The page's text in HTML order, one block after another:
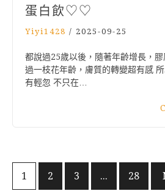
蛋白飲♡♡
Yiyi1428 / 2025-09-25
都說過25歲以後，隨著年齡增長，
過一枝花年齡，膚質的轉變超有感
有輕忽 不只在…
文
1 2 3 ... 28